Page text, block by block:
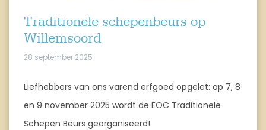
Traditionele schepenbeurs op
Willemsoord
28 september 2025
Liefhebbers van ons varend erfgoed opgelet: op 7, 8
en 9 november 2025 wordt de EOC Traditionele
Schepen Beurs georganiseerd!